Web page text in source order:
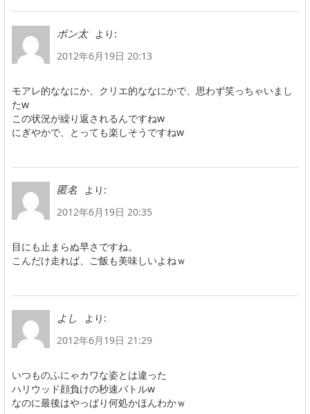
ポン太
より:
2012年6月19日 20:13
モアレ的ななにか、クリエ的ななにかで、思わず笑っちゃいまし
たw
この状況が繰り返されるんですねw
にぎやかで、とっても楽しそうですねw
匿名
より:
2012年6月19日 20:35
目にも止まらぬ早さですね。
こんだけ走れば、ご飯も美味しいよねｗ
よし
より:
2012年6月19日 21:29
いつものふにゃカワな姿とは違った
ハリウッド顔負けの秒速バトルw
なのに最後はやっぱり何処かほんわかｗ